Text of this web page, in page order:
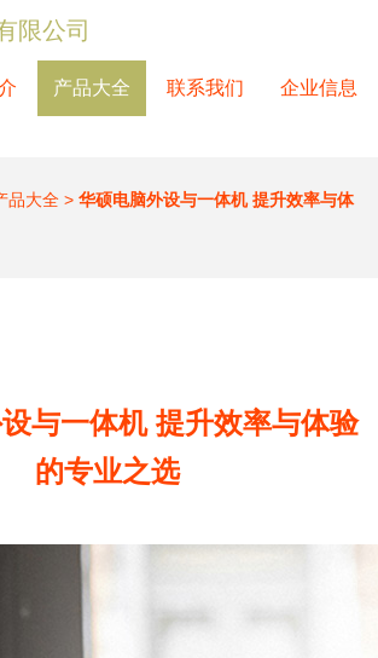
限公司
产品大全 联系我们 企业信息
品大全 > 华硕电脑外设与一体机 提升效率与体
与一体机 提升效率与体验
的专业之选